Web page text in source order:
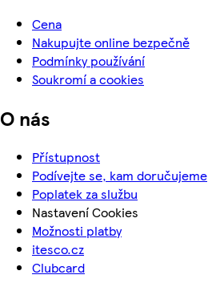
Cena
Nakupujte online bezpečně
Podmínky používání
Soukromí a cookies
O nás
Přístupnost
Podívejte se, kam doručujeme
Poplatek za službu
Nastavení Cookies
Možnosti platby
itesco.cz
Clubcard